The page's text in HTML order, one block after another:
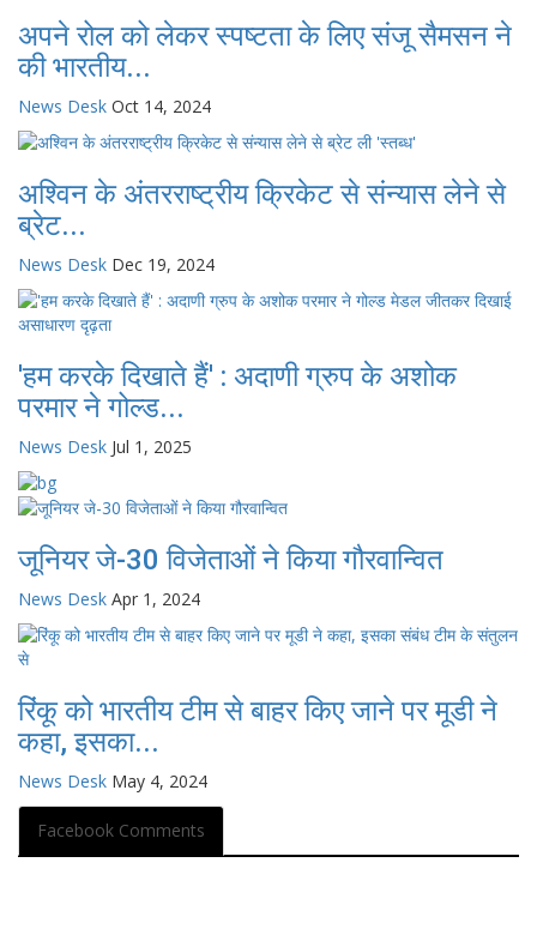
अपने रोल को लेकर स्पष्टता के लिए संजू सैमसन ने
की भारतीय...
News Desk Oct 14, 2024
अश्विन के अंतरराष्ट्रीय क्रिकेट से संन्यास लेने से
ब्रेट...
News Desk Dec 19, 2024
'हम करके दिखाते हैं' : अदाणी ग्रुप के अशोक
परमार ने गोल्ड...
News Desk Jul 1, 2025
जूनियर जे-30 विजेताओं ने किया गौरवान्वित
News Desk Apr 1, 2024
रिंकू को भारतीय टीम से बाहर किए जाने पर मूडी ने
कहा, इसका...
News Desk May 4, 2024
Facebook Comments